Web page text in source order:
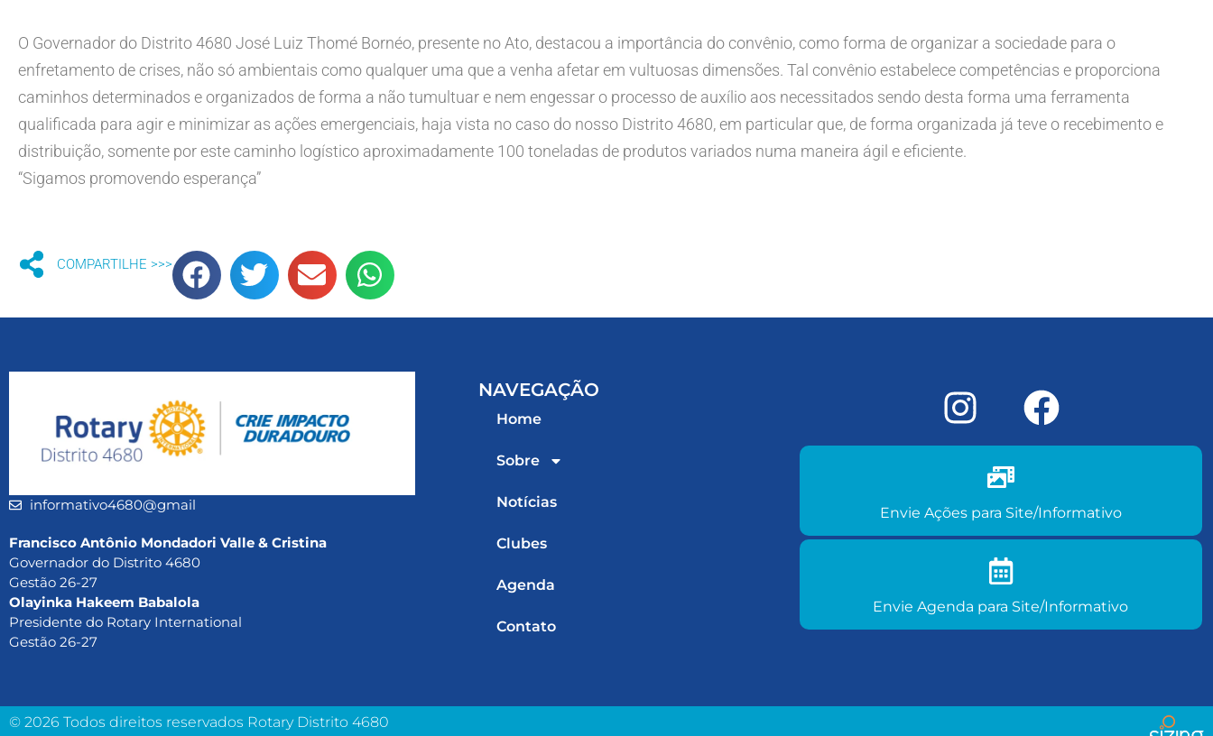
O Governador do Distrito 4680 José Luiz Thomé Bornéo, presente no Ato, destacou a importância do convênio, como forma de organizar a sociedade para o
enfretamento de crises, não só ambientais como qualquer uma que a venha afetar em vultuosas dimensões. Tal convênio estabelece competências e proporciona
caminhos determinados e organizados de forma a não tumultuar e nem engessar o processo de auxílio aos necessitados sendo desta forma uma ferramenta
qualificada para agir e minimizar as ações emergenciais, haja vista no caso do nosso Distrito 4680, em particular que, de forma organizada já teve o recebimento e
distribuição, somente por este caminho logístico aproximadamente 100 toneladas de produtos variados numa maneira ágil e eficiente.
“Sigamos promovendo esperança”
COMPARTILHE >>>
informativo4680@gmail
Francisco Antônio Mondadori Valle & Cristina
Governador do Distrito 4680
Gestão 26-27
Olayinka Hakeem Babalola
Presidente do Rotary International
Gestão 26-27
NAVEGAÇÃO
Home
Sobre
Notícias
Clubes
Agenda
Contato
Envie Ações para Site/Informativo
Envie ações do seu clube para site/informativo
Envie Agenda para Site/Informativo
Envie agenda de eventos para
© 2026 Todos direitos reservados Rotary Distrito 4680